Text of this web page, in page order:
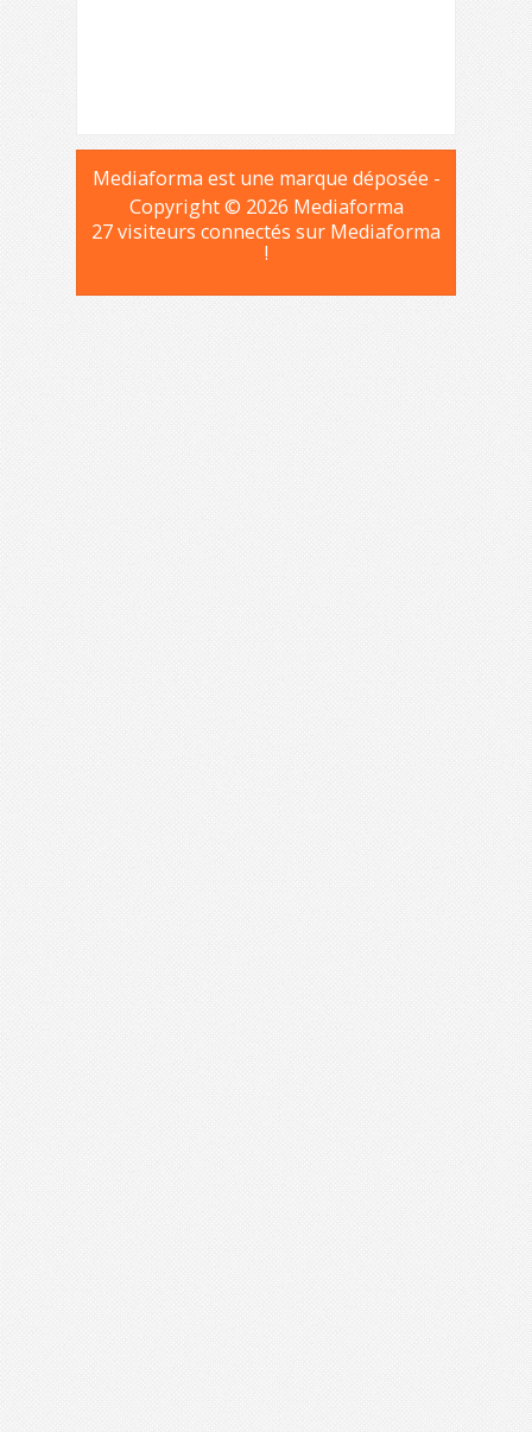
Mediaforma est une marque déposée -
Copyright © 2026 Mediaforma
27 visiteurs connectés sur Mediaforma
!